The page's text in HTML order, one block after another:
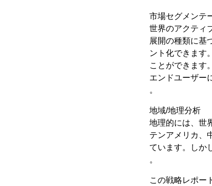
市場セグメンテ
世界のアクティ
展開の種類に基
ント化できます
ことができます。
エンドユーザー
。
地域/地理分析
地理的には、世
テンアメリカ、
ています。しか
。
この戦略レポー